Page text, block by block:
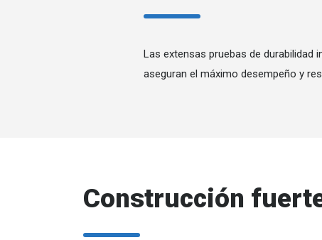
Las extensas pruebas de durabilidad
aseguran el máximo desempeño y
Construcción